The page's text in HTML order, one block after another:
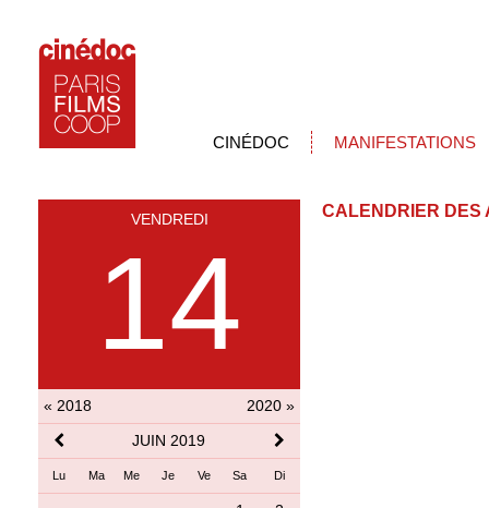
CINÉDOC MANIFESTATIONS
VENDREDI
14
« 2018
2020 »
JUIN 2019
Lu Ma Me Je Ve Sa Di
CALENDRIER DES